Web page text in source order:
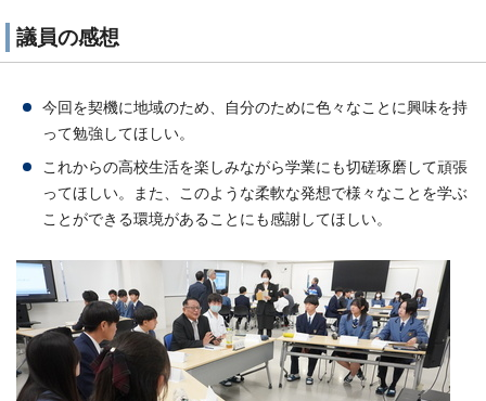
議員の感想
今回を契機に地域のため、自分のために色々なことに興味を持
って勉強してほしい。
これからの高校生活を楽しみながら学業にも切磋琢磨して頑張
ってほしい。また、このような柔軟な発想で様々なことを学ぶ
ことができる環境があることにも感謝してほしい。